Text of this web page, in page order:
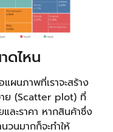
ดไหน
ภาพที่เราจะสร้าง
าย (Scatter plot) ที่
ละราคา หากสินค้าซึ่ง
นมากก็จะทำให้